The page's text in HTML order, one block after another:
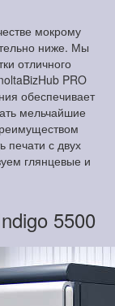
мокрому
ниже. Мы
отличного
PRO
обеспечивает
мельчайшие
печати с двух
глянцевые и
5500